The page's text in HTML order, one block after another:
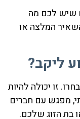
שיש לכם מה
המלצה או
ליקב?
זו יכולה להיות
מפגש עם חברים
בת הזוג שלכם.